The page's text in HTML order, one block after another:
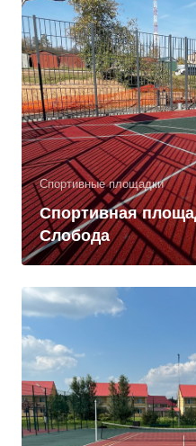
Спортивные площадки
Спортивная
Слобода